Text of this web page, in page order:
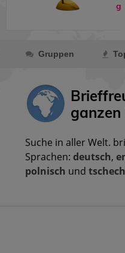
Gruppen
Suche in aller Welt.
Sprachen: deutsch,
polnisch und